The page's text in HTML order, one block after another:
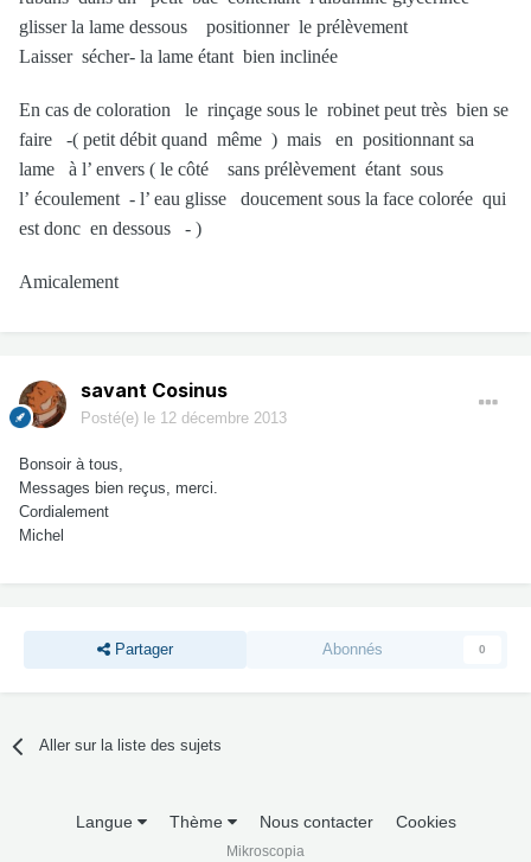
glisser la lame dessous positionner le prélèvement
Laisser sécher- la lame étant bien inclinée
En cas de coloration le rinçage sous le robinet peut très bien se
faire -( petit débit quand même ) mais en positionnant sa
lame à l’ envers ( le côté sans prélèvement étant sous
l’ écoulement - l’ eau glisse doucement sous la face colorée qui
est donc en dessous - )
Amicalement
savant Cosinus
Posté(e) le 12 décembre 2013
Bonsoir à tous,
Messages bien reçus, merci.
Cordialement
Michel
Partager Abonnés 0
Aller sur la liste des sujets
Langue Thème Nous contacter Cookies
Mikroscopia